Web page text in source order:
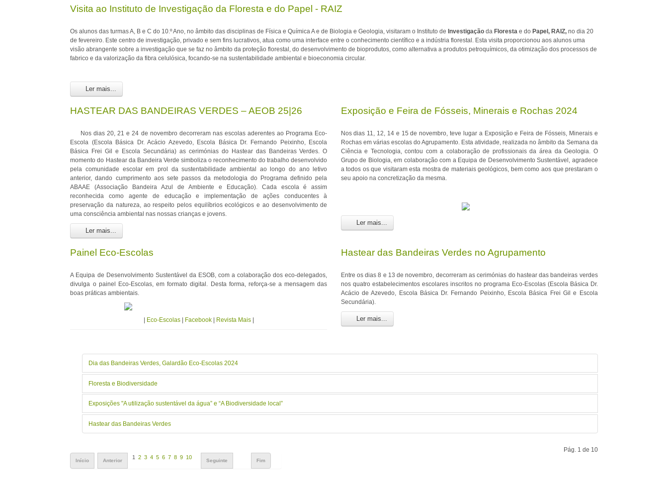
Visita ao Instituto de Investigação da Floresta e do Papel - RAIZ
Os alunos das turmas A, B e C do 10.º Ano, no âmbito das disciplinas de Física e Química A e de Biologia e Geologia, visitaram o Instituto de Investigação da Floresta e do Papel, RAIZ, no dia 20
de fevereiro. Este centro de investigação, privado e sem fins lucrativos, atua como uma interface entre o conhecimento científico e a indústria florestal. Esta visita proporcionou aos alunos uma
visão abrangente sobre a investigação que se faz no âmbito da proteção florestal, do desenvolvimento de bioprodutos, como alternativa a produtos petroquímicos, da otimização dos processos de
fabrico e da valorização da fibra celulósica, focando-se na sustentabilidade ambiental e bioeconomia circular.
Ler mais...
HASTEAR DAS BANDEIRAS VERDES – AEOB 25|26
Nos dias 20, 21 e 24 de novembro decorreram nas escolas aderentes ao Programa Eco-
Escola (Escola Básica Dr. Acácio Azevedo, Escola Básica Dr. Fernando Peixinho, Escola
Básica Frei Gil e Escola Secundária) as cerimónias do Hastear das Bandeiras Verdes. O
momento do Hastear da Bandeira Verde simboliza o reconhecimento do trabalho desenvolvido
pela comunidade escolar em prol da sustentabilidade ambiental ao longo do ano letivo
anterior, dando cumprimento aos sete passos da metodologia do Programa definido pela
ABAAE (Associação Bandeira Azul de Ambiente e Educação). Cada escola é assim
reconhecida como agente de educação e implementação de ações conducentes à
preservação da natureza, ao respeito pelos equilíbrios ecológicos e ao desenvolvimento de
uma consciência ambiental nas nossas crianças e jovens.
Ler mais...
Exposição e Feira de Fósseis, Minerais e Rochas 2024
Nos dias 11, 12, 14 e 15 de novembro, teve lugar a Exposição e Feira de Fósseis, Minerais e
Rochas em várias escolas do Agrupamento. Esta atividade, realizada no âmbito da Semana da
Ciência e Tecnologia, contou com a colaboração de profissionais da área da Geologia. O
Grupo de Biologia, em colaboração com a Equipa de Desenvolvimento Sustentável, agradece
a todos os que visitaram esta mostra de materiais geológicos, bem como aos que prestaram o
seu apoio na concretização da mesma.
Ler mais...
Painel Eco-Escolas
A Equipa de Desenvolvimento Sustentável da ESOB, com a colaboração dos eco-delegados,
divulga o painel Eco-Escolas, em formato digital. Desta forma, reforça-se a mensagem das
boas práticas ambientais.
Eco-Escolas| Facebook Revista Mais|
Hastear das Bandeiras Verdes no Agrupamento
Entre os dias 8 e 13 de novembro, decorreram as cerimónias do hastear das bandeiras verdes
nos quatro estabelecimentos escolares inscritos no programa Eco-Escolas (Escola Básica Dr.
Acácio de Azevedo, Escola Básica Dr. Fernando Peixinho, Escola Básica Frei Gil e Escola
Secundária).
Ler mais...
Dia das Bandeiras Verdes, Galardão Eco-Escolas 2024
Floresta e Biodiversidade
Exposições "A utilização sustentável da água” e “A Biodiversidade local”
Hastear das Bandeiras Verdes
Pág. 1 de 10
Início Anterior
1 2 3 4 5 6 7 8 9 10
Seguinte Fim